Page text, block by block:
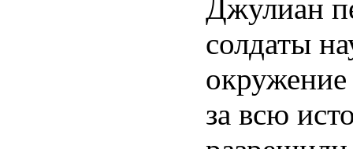
Джулиан
солдаты
окружение
за всю